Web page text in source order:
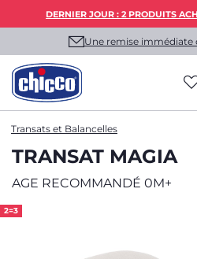
DERNIER JOUR : 2 PRODUITS
Une remise immédiate
Transats et Balancelles
TRANSAT MAGIA
AGE RECOMMANDÉ 0M+
2=3